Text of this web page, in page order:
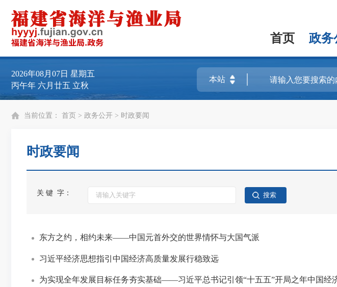
首页 政务
2026年08月07日 星期五
丙午年 六月廿五 立秋
当前位置： 首页 > 政务公开 > 时政要闻
时政要闻
关 键 字：
东方之约，相约未来——中国元首外交的世界情怀与大国气派
习近平经济思想指引中国经济高质量发展行稳致远
为实现全年发展目标任务夯实基础——习近平总书记引领“十五五”开局之年中国经